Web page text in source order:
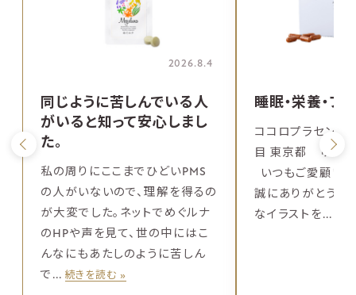
2026.8.4
同じように苦しんでいる人
がいると知って安心しまし
た。
私の周りにここまでひどいPMS
の人がいないので、理解を得るの
が大変でした。ネットでめぐルナ
のHPや声を見て、世の中にはこ
んなにもあたしのように苦しん
で... 続きを読む »
睡眠・栄養・プ
ココロプラセン
目 東京都 ゆう
いつもご愛顧いた
誠にありがとうご
なイラストを...